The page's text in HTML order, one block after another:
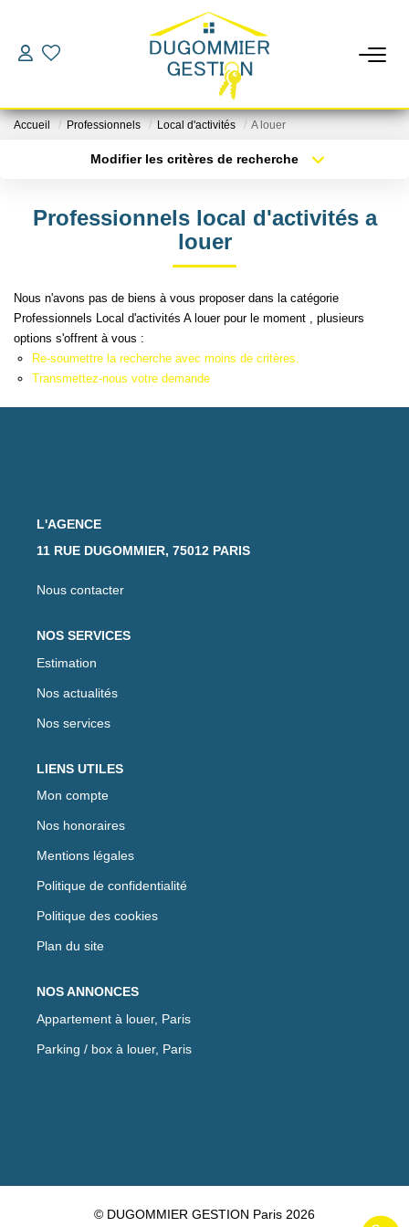
LOCATIONS
L'AGENCE
CONTACT
Accueil Professionnels Local d'activités A louer
Modifier les critères de recherche
Professionnels local d'activités a
louer
Nous n'avons pas de biens à vous proposer dans la catégorie
Professionnels Local d'activités A louer pour le moment , plusieurs
options s'offrent à vous :
Re-soumettre la recherche avec moins de critères.
Transmettez-nous votre demande
L'AGENCE
11 RUE DUGOMMIER, 75012 PARIS
Nous contacter
NOS SERVICES
Estimation
Nos actualités
Nos services
LIENS UTILES
Mon compte
Nos honoraires
Mentions légales
Politique de confidentialité
Politique des cookies
Plan du site
NOS ANNONCES
Appartement à louer, Paris
Parking / box à louer, Paris
© DUGOMMIER GESTION Paris 2026